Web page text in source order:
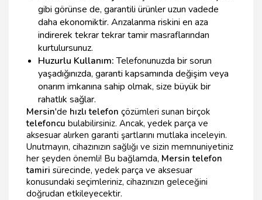
gibi görünse de, garantili ürünler uzun vadede
daha ekonomiktir. Arızalanma riskini en aza
indirerek tekrar tekrar tamir masraflarından
kurtulursunuz.
Huzurlu Kullanım:Telefonunuzda bir sorun
yaşadığınızda, garanti kapsamında değişim veya
onarım imkanına sahip olmak, size büyük bir
rahatlık sağlar.
Mersin'de hızlı telefon çözümleri sunan birçok
telefoncu bulabilirsiniz. Ancak, yedek parça ve
aksesuar alırken garanti şartlarını mutlaka inceleyin.
Unutmayın, cihazınızın sağlığı ve sizin memnuniyetiniz
her şeyden önemli! Bu bağlamda, Mersin telefon
tamiri sürecinde, yedek parça ve aksesuar
konusundaki seçimleriniz, cihazınızın geleceğini
doğrudan etkileyecektir.